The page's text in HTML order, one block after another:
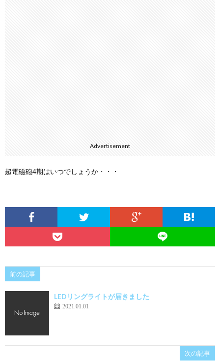
Advertisement
超電磁砲4期はいつでしょうか・・・
前の記事
LEDリングライトが届きました
2021.01.01
次の記事